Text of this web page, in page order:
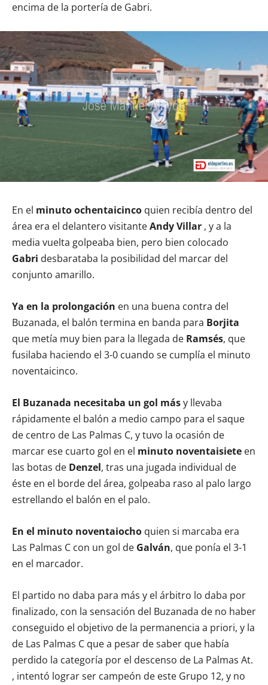
encima de la portería de Gabri.
En el minuto ochentaicinco quien recibía dentro del
área era el delantero visitanteAndy Villar , y a la
media vuelta golpeaba bien, pero bien colocado
Gabri desbarataba la posibilidad del marcar del
conjunto amarillo.
Ya en la prolongación en una buena contra del
Buzanada, el balón termina en banda para Borjita
que metía muy bien para la llegada de Ramsés, que
fusilaba haciendo el 3-0 cuando se cumplía el minuto
noventaicinco.
El Buzanada necesitaba un gol másy llevaba
rápidamente el balón a medio campo para el saque
de centro de Las Palmas C, y tuvo la ocasión de
marcar ese cuarto gol en el minuto noventaisiete en
las botas de Denzel, tras una jugada individual de
éste en el borde del área, golpeaba raso al palo largo
estrellando el balón en el palo.
En el minuto noventaiocho quien si marcaba era
Las Palmas C con un gol de Galván, que ponía el 3-1
en el marcador.
El partido no daba para más y el árbitro lo daba por
finalizado, con la sensación del Buzanada de no haber
conseguido el objetivo de la permanencia a priori, y la
de Las Palmas C que a pesar de saber que había
perdido la categoría por el descenso de La Palmas At.
, intentó lograr ser campeón de este Grupo 12, y no